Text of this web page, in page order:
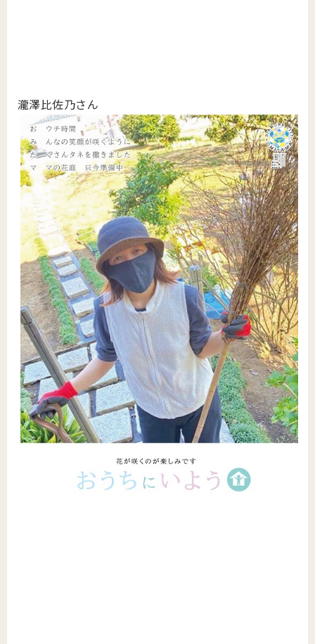
瀧澤比佐乃さん